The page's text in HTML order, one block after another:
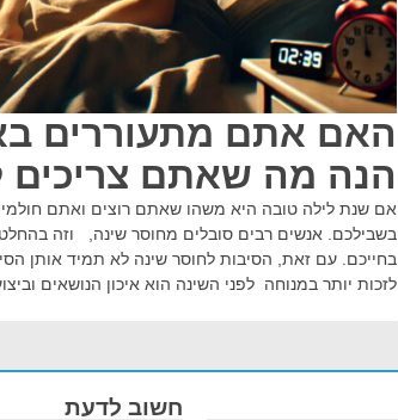
האם אתם מתעוררים
הנה מה שאתם צריכים
אם שנת לילה טובה היא משהו שאתם רוצים ואתם
בשבילכם. אנשים רבים סובלים מחוסר שינה, וזה
בחייכם. עם זאת, הסיבות לחוסר שינה לא תמיד אותן
לזכות יותר במנוחה לפני השינה הוא איכון הנושאים
חשוב לדעת